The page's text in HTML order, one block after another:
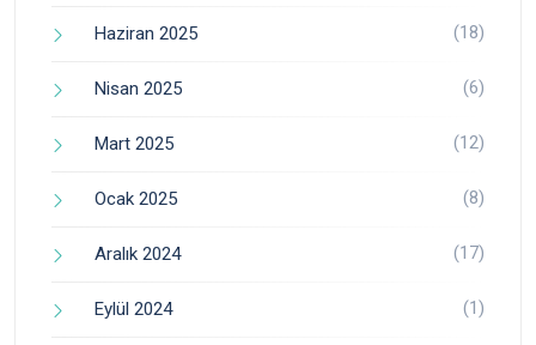
Haziran 2025 (18)
Nisan 2025 (6)
Mart 2025 (12)
Ocak 2025 (8)
Aralık 2024 (17)
Eylül 2024 (1)